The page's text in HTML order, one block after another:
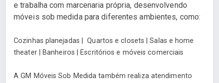
e trabalha com marcenaria própria, desenvolvendo
móveis sob medida para diferentes ambientes, como:
Cozinhas planejadas |Quartos e closets |Salas e home
theater |
Banheiros | Escritórios e móveis comerciais
A GM Móveis Sob Medida também realiza atendimento